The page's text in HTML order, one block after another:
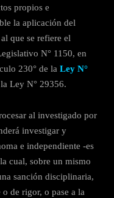
propios e
la aplicación del
que se refiere el
N° 1150, en
230° de la Ley N°
Ley N° 29356.
al investigado por
investigar y
e independiente -es
cual, sobre un mismo
sanción disciplinaria,
de rigor, o pase a la